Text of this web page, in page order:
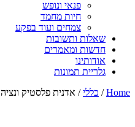
פנאי ונופש
חיות מחמד
צמחים ועוד בפקע
שאלות ותשובות
חדשות ומאמרים
אודותינו
גלריית תמונות
Home
/ כללי/ אדנית פלסטיק ונציה